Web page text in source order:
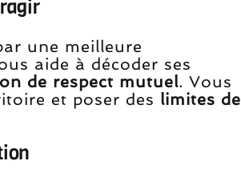
une meilleure
aide à décoder ses
de respect mutuel. Vous
et poser des limites de